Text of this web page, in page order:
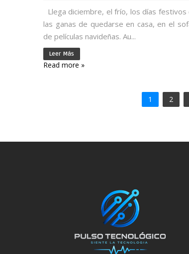
Llega diciembre, el frío, los días
las ganas de quedarse en casa, en el
de películas navideñas. Au...
Leer Más
Read more »
1 2